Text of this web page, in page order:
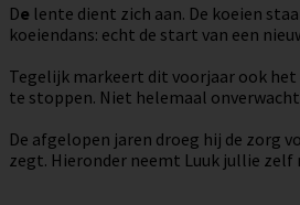
De lente dient zich aan. De koeien
koeiendans: echt de start van een
Tegelijk markeert dit voorjaar ook het
te stoppen. Niet helemaal
De afgelopen jaren droeg hij de zorg
zegt. Hieronder neemt Luuk jullie zelf